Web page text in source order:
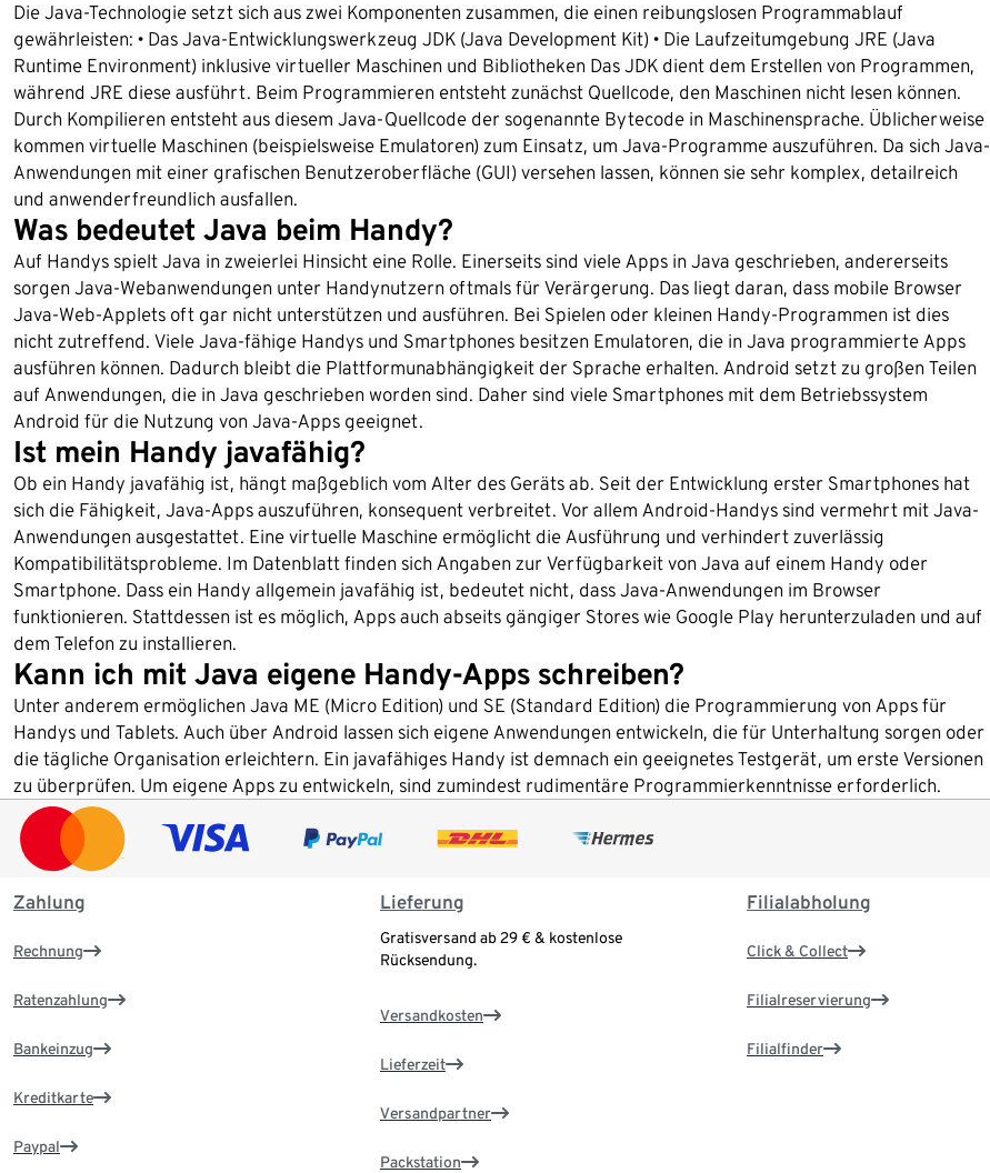
Die Java-Technologie setzt sich aus zwei Komponenten zusammen, die einen reibungslosen Programmablauf
gewährleisten: • Das Java-Entwicklungswerkzeug JDK (Java Development Kit) • Die Laufzeitumgebung JRE (Java
Runtime Environment) inklusive virtueller Maschinen und Bibliotheken Das JDK dient dem Erstellen von Programmen,
während JRE diese ausführt. Beim Programmieren entsteht zunächst Quellcode, den Maschinen nicht lesen können.
Durch Kompilieren entsteht aus diesem Java-Quellcode der sogenannte Bytecode in Maschinensprache. Üblicherweise
kommen virtuelle Maschinen (beispielsweise Emulatoren) zum Einsatz, um Java-Programme auszuführen. Da sich Java-
Anwendungen mit einer grafischen Benutzeroberfläche (GUI) versehen lassen, können sie sehr komplex, detailreich
und anwenderfreundlich ausfallen.
Was bedeutet Java beim Handy?
Auf Handys spielt Java in zweierlei Hinsicht eine Rolle. Einerseits sind viele Apps in Java geschrieben, andererseits
sorgen Java-Webanwendungen unter Handynutzern oftmals für Verärgerung. Das liegt daran, dass mobile Browser
Java-Web-Applets oft gar nicht unterstützen und ausführen. Bei Spielen oder kleinen Handy-Programmen ist dies
nicht zutreffend. Viele Java-fähige Handys und Smartphones besitzen Emulatoren, die in Java programmierte Apps
ausführen können. Dadurch bleibt die Plattformunabhängigkeit der Sprache erhalten. Android setzt zu großen Teilen
auf Anwendungen, die in Java geschrieben worden sind. Daher sind viele Smartphones mit dem Betriebssystem
Android für die Nutzung von Java-Apps geeignet.
Ist mein Handy javafähig?
Ob ein Handy javafähig ist, hängt maßgeblich vom Alter des Geräts ab. Seit der Entwicklung erster Smartphones hat
sich die Fähigkeit, Java-Apps auszuführen, konsequent verbreitet. Vor allem Android-Handys sind vermehrt mit Java-
Anwendungen ausgestattet. Eine virtuelle Maschine ermöglicht die Ausführung und verhindert zuverlässig
Kompatibilitätsprobleme. Im Datenblatt finden sich Angaben zur Verfügbarkeit von Java auf einem Handy oder
Smartphone. Dass ein Handy allgemein javafähig ist, bedeutet nicht, dass Java-Anwendungen im Browser
funktionieren. Stattdessen ist es möglich, Apps auch abseits gängiger Stores wie Google Play herunterzuladen und auf
dem Telefon zu installieren.
Kann ich mit Java eigene Handy-Apps schreiben?
Unter anderem ermöglichen Java ME (Micro Edition) und SE (Standard Edition) die Programmierung von Apps für
Handys und Tablets. Auch über Android lassen sich eigene Anwendungen entwickeln, die für Unterhaltung sorgen oder
die tägliche Organisation erleichtern. Ein javafähiges Handy ist demnach ein geeignetes Testgerät, um erste Versionen
zu überprüfen. Um eigene Apps zu entwickeln, sind zumindest rudimentäre Programmierkenntnisse erforderlich.
Zahlung
Rechnung
Ratenzahlung
Bankeinzug
Kreditkarte
Paypal
Lieferung
Gratisversand ab 29 € & kostenlose
Rücksendung.
Versandkosten
Lieferzeit
Versandpartner
Packstation
Filialabholung
Click & Collect
Filialreservierung
Filialfinder